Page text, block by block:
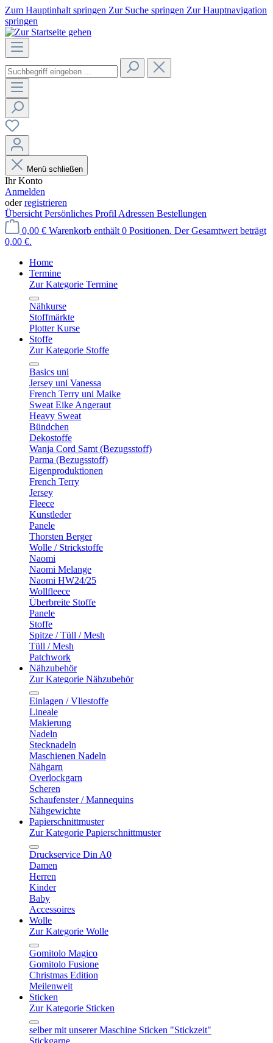
Zum Hauptinhalt springen Zur Suche springen Zur Hauptnavigation
springen
Menü schließen
Ihr Konto
Anmelden
oderregistrieren
Übersicht Persönliches Profil Adressen Bestellungen
0,00 € Warenkorb enthält 0 Positionen. Der Gesamtwert beträgt
0,00 €.
Home
Termine
Zur Kategorie Termine
Nähkurse
Stoffmärkte
Plotter Kurse
Stoffe
Zur Kategorie Stoffe
Basics uni
Jersey uni Vanessa
French Terry uni Maike
Sweat Eike Angeraut
Heavy Sweat
Bündchen
Dekostoffe
Wanja Cord Samt (Bezugsstoff)
Parma (Bezugsstoff)
Eigenproduktionen
French Terry
Jersey
Fleece
Kunstleder
Panele
Thorsten Berger
Wolle / Strickstoffe
Naomi
Naomi Melange
Naomi HW24/25
Wollfleece
Überbreite Stoffe
Panele
Stoffe
Spitze / Tüll / Mesh
Tüll / Mesh
Patchwork
Nähzubehör
Zur Kategorie Nähzubehör
Einlagen / Vliestoffe
Lineale
Makierung
Nadeln
Stecknadeln
Maschienen Nadeln
Nähgarn
Overlockgarn
Scheren
Schaufenster / Mannequins
Nähgewichte
Papierschnittmuster
Zur Kategorie Papierschnittmuster
Druckservice Din A0
Damen
Herren
Kinder
Baby
Accessoires
Wolle
Zur Kategorie Wolle
Gomitolo Magico
Gomitolo Fusione
Christmas Edition
Meilenweit
Sticken
Zur Kategorie Sticken
selber mit unserer Maschine Sticken "Stickzeit"
Stickgarne